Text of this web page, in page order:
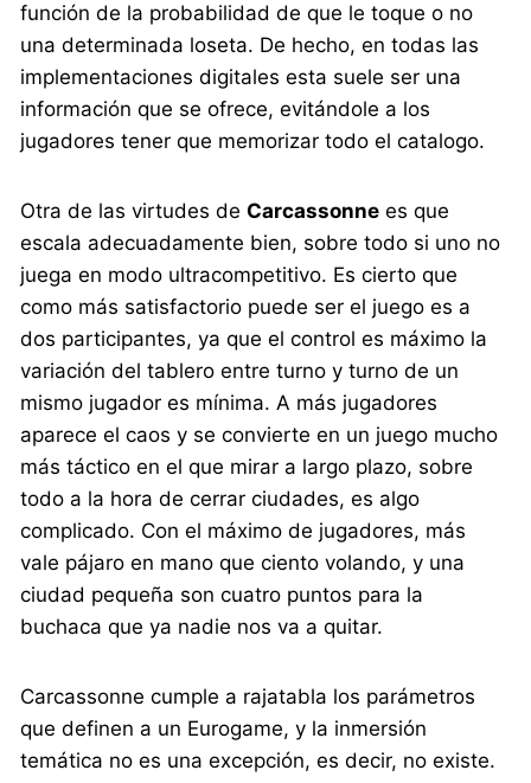
función de la probabilidad de que le toque o no
una determinada loseta. De hecho, en todas las
implementaciones digitales esta suele ser una
información que se ofrece, evitándole a los
jugadores tener que memorizar todo el catalogo.
Otra de las virtudes deCarcassonne es que
escala adecuadamente bien, sobre todo si uno no
juega en modo ultracompetitivo. Es cierto que
como más satisfactorio puede ser el juego es a
dos participantes, ya que el control es máximo la
variación del tablero entre turno y turno de un
mismo jugador es mínima. A más jugadores
aparece el caos y se convierte en un juego mucho
más táctico en el que mirar a largo plazo, sobre
todo a la hora de cerrar ciudades, es algo
complicado. Con el máximo de jugadores, más
vale pájaro en mano que ciento volando, y una
ciudad pequeña son cuatro puntos para la
buchaca que ya nadie nos va a quitar.
Carcassonne cumple a rajatabla los parámetros
que definen a un Eurogame, y la inmersión
temática no es una excepción, es decir, no existe.